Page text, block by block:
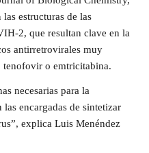
estructuras de las
2, que resultan clave en la
antirretrovirales muy
o emtricitabina.
necesarias para la
encargadas de sintetizar
explica Luis Menéndez